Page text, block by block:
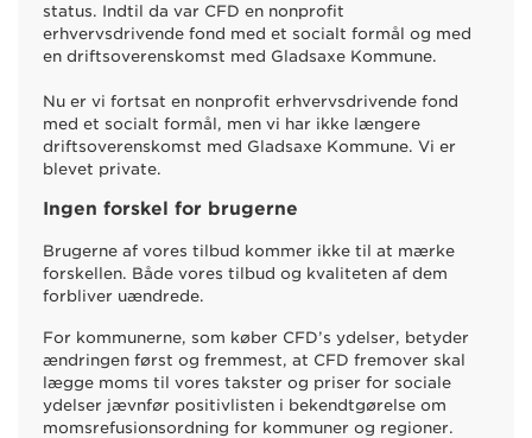
status. Indtil da var CFD en nonprofit
erhvervsdrivende fond med et socialt formål og med
en driftsoverenskomst med Gladsaxe Kommune.
Nu er vi fortsat en nonprofit erhvervsdrivende fond
med et socialt formål, men vi har ikke længere
driftsoverenskomst med Gladsaxe Kommune. Vi er
blevet private.
Ingen forskel for brugerne
Brugerne af vores tilbud kommer ikke til at mærke
forskellen. Både vores tilbud og kvaliteten af dem
forbliver uændrede.
For kommunerne, som køber CFD’s ydelser, betyder
ændringen først og fremmest, at CFD fremover skal
lægge moms til vores takster og priser for sociale
ydelser jævnfør positivlisten i bekendtgørelse om
momsrefusionsordning for kommuner og regioner.